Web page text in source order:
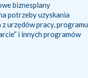
biznesplany
potrzeby uzyskania
urzędów pracy, programu
i innych programów